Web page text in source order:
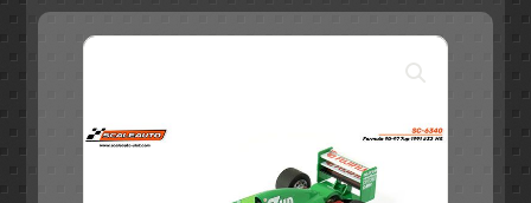
OTROS
RALLY